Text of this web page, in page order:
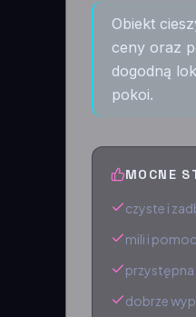
Obiekt
ceny oraz
dogodną
pokoi.
MOCNE
czyste i
mili i
przystępna
dobrze